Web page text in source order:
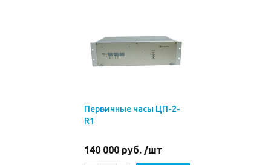
Первичные часы ЦП-2-
R1
140 000 руб. /шт